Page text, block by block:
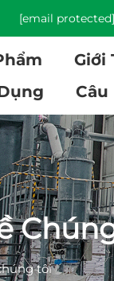
[email protected]
Giới
Câu
tôi